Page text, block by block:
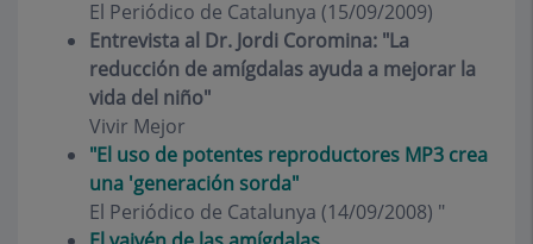
El Periódico de Catalunya (15/09/2009)
Entrevista al Dr. Jordi Coromina: "La
reducción de amígdalas ayuda a mejorar la
vida del niño"
Vivir Mejor
"El uso de potentes reproductores MP3 crea
una 'generación sorda"
El Periódico de Catalunya (14/09/2008) "